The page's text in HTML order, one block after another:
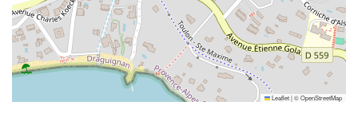
Leaflet|©OpenStreetMap